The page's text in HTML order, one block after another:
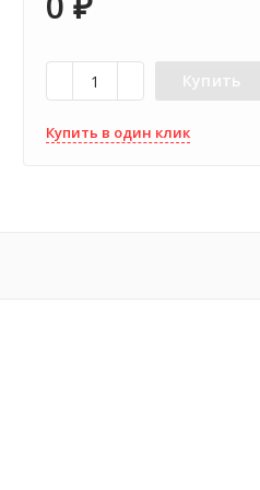
Купить
Купить в один клик